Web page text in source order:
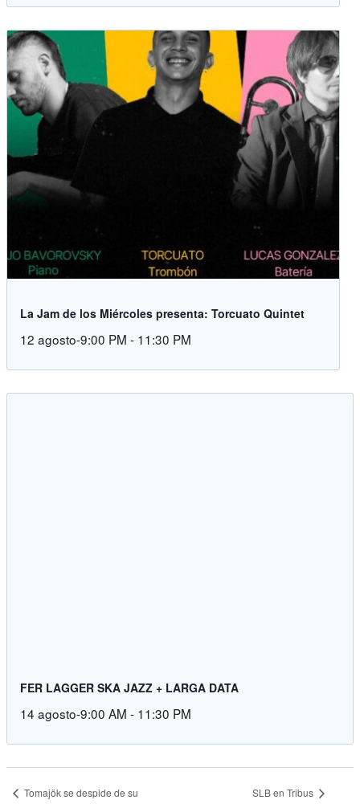
La Jam de los Miércoles presenta: Torcuato Quintet
12 agosto-9:00 PM - 11:30 PM
FER LAGGER SKA JAZZ + LARGA DATA
14 agosto-9:00 AM - 11:30 PM
Tomajök se despide de su SLB en Tribus